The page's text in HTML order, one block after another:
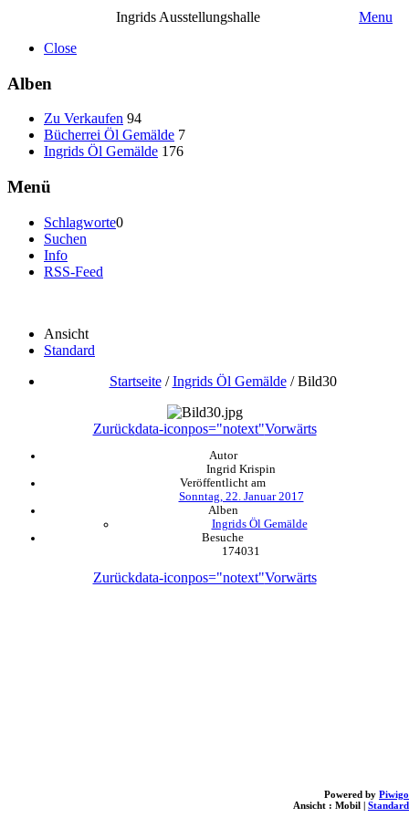
Ingrids Ausstellungshalle
Menu
Close
Alben
Zu Verkaufen 94
Bücherrei Öl Gemälde 7
Ingrids Öl Gemälde 176
Menü
Schlagworte0
Suchen
Info
RSS-Feed
Ansicht
Standard
Startseite/Ingrids Öl Gemälde/Bild30
Zurückdata-iconpos="notext"Vorwärts
Autor
Ingrid Krispin
Veröffentlicht am
Sonntag, 22. Januar 2017
Alben
Ingrids Öl Gemälde
Besuche
174031
Zurückdata-iconpos="notext"Vorwärts
Powered by Piwigo
Ansicht : Mobil | Standard